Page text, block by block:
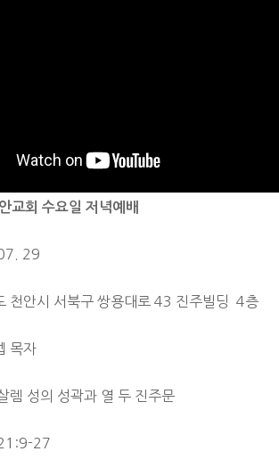
교회 수요일 저녁예배
29
천안시 서북구 쌍용대로 43 진주빌딩 4층
목자
렘 성의 성곽과 열 두 진주문
27